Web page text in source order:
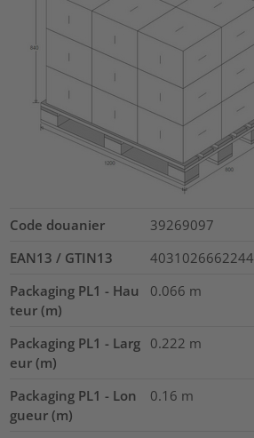
Code douanier
39269097
EAN13 / GTIN13
4031026662244
Packaging PL1 - Hau
teur (m)
0.066 m
Packaging PL1 - Larg
eur (m)
0.222 m
Packaging PL1 - Lon
gueur (m)
0.16 m